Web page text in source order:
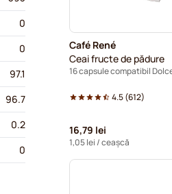
Café René
Ceai fructe de pădure
16 capsule compatibil
4.5(612)
16,79 lei
1,05 lei / ceașcă
0
0
97.1
96.7
0.2
0